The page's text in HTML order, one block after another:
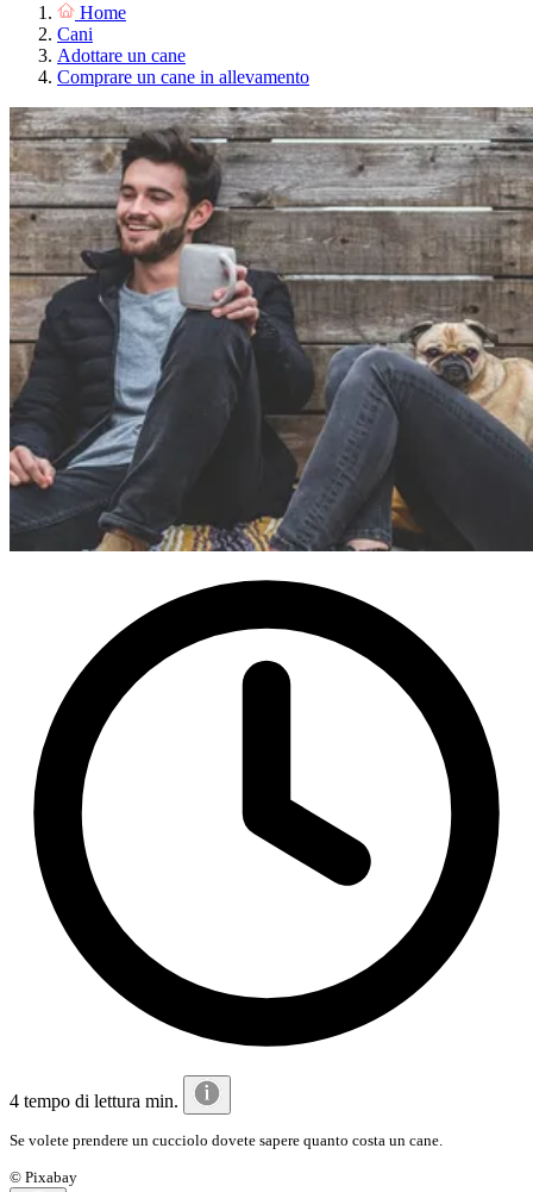
Home
Cani
Adottare un cane
Comprare un cane in allevamento
4 tempo di lettura min.
Se volete prendere un cucciolo dovete sapere quanto costa un cane.
© Pixabay